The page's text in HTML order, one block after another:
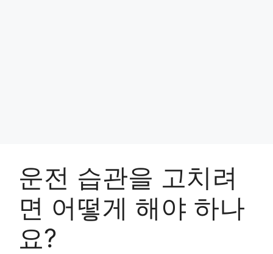
운전 습관을 고치려
면 어떻게 해야 하나
요?